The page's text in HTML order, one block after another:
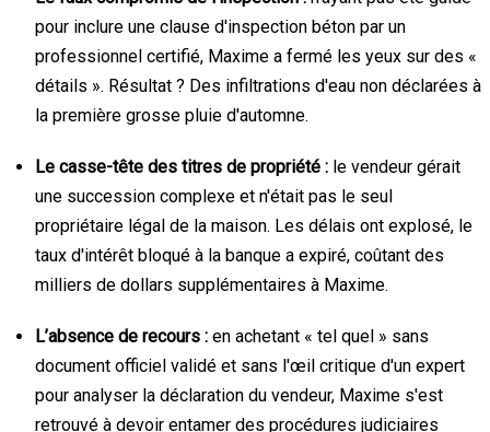
pour inclure une clause d'inspection béton par un
professionnel certifié, Maxime a fermé les yeux sur des «
détails ». Résultat ? Des infiltrations d'eau non déclarées à
la première grosse pluie d'automne.
Le casse-tête des titres de propriété : le vendeur gérait
une succession complexe et n'était pas le seul
propriétaire légal de la maison. Les délais ont explosé, le
taux d'intérêt bloqué à la banque a expiré, coûtant des
milliers de dollars supplémentaires à Maxime.
L’absence de recours : en achetant « tel quel » sans
document officiel validé et sans l'œil critique d'un expert
pour analyser la déclaration du vendeur, Maxime s'est
retrouvé à devoir entamer des procédures judiciaires